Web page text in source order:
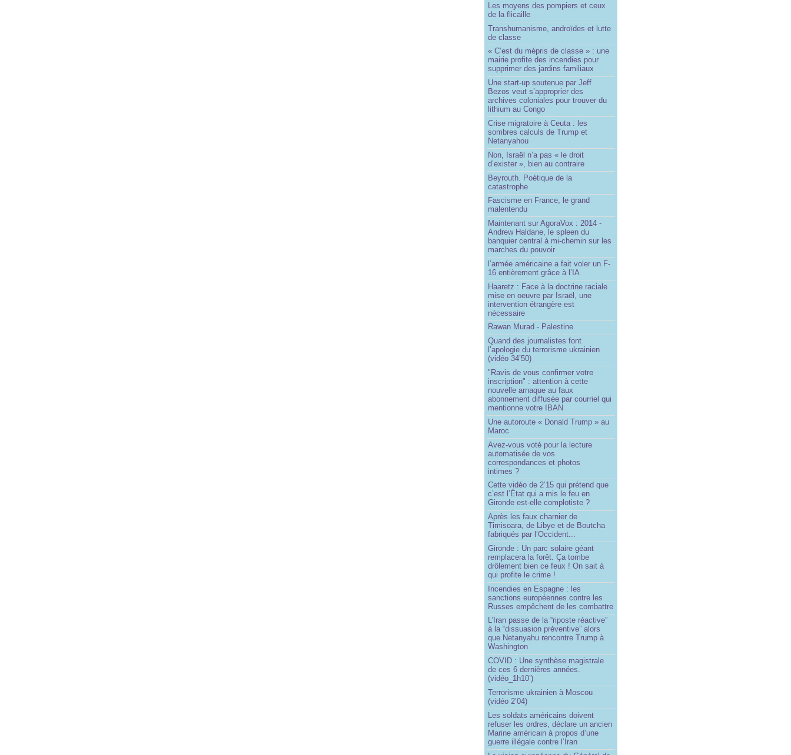
Les moyens des pompiers et ceux
de la flicaille
Transhumanisme, androïdes et lutte
de classe
« C’est du mépris de classe » : une
mairie profite des incendies pour
supprimer des jardins familiaux
Une start-up soutenue par Jeff
Bezos veut s’approprier des
archives coloniales pour trouver du
lithium au Congo
Crise migratoire à Ceuta : les
sombres calculs de Trump et
Netanyahou
Non, Israël n’a pas « le droit
d’exister », bien au contraire
Beyrouth. Poétique de la
catastrophe
Fascisme en France, le grand
malentendu
Maintenant sur AgoraVox : 2014 -
Andrew Haldane, le spleen du
banquier central à mi-chemin sur les
marches du pouvoir
l’armée américaine a fait voler un F-
16 entièrement grâce à l’IA
Haaretz : Face à la doctrine raciale
mise en oeuvre par Israël, une
intervention étrangère est
nécessaire
Rawan Murad - Palestine
Quand des journalistes font
l’apologie du terrorisme ukrainien
(vidéo 34’50)
"Ravis de vous confirmer votre
inscription" : attention à cette
nouvelle arnaque au faux
abonnement diffusée par courriel qui
mentionne votre IBAN
Une autoroute « Donald Trump » au
Maroc
Avez-vous voté pour la lecture
automatisée de vos
correspondances et photos
intimes ?
Cette vidéo de 2’15 qui prétend que
c’est l’État qui a mis le feu en
Gironde est-elle complotiste ?
Après les faux charnier de
Timisoara, de Libye et de Boutcha
fabriqués par l’Occident...
Gironde : Un parc solaire géant
remplacera la forêt. Ça tombe
drôlement bien ce feux ! On sait à
qui profite le crime !
Incendies en Espagne : les
sanctions européennes contre les
Russes empêchent de les combattre
L’Iran passe de la “riposte réactive”
à la “dissuasion préventive” alors
que Netanyahu rencontre Trump à
Washington
COVID : Une synthèse magistrale
de ces 6 dernières années.
(vidéo_1h10’)
Terrorisme ukrainien à Moscou
(vidéo 2’04)
Les soldats américains doivent
refuser les ordres, déclare un ancien
Marine américain à propos d’une
guerre illégale contre l’Iran